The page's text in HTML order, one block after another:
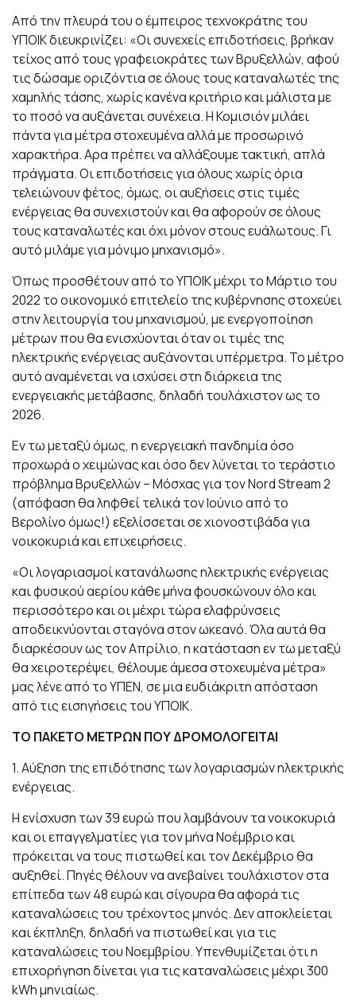
Από την πλευρά του ο έμπειρος τεχνοκράτης του
ΥΠΟΙΚ διευκρινίζει: «Οι συνεχείς επιδοτήσεις, βρήκαν
τείχος από τους γραφειοκράτες των Βρυξελλών, αφού
τις δώσαμε οριζόντια σε όλους τους καταναλωτές της
χαμηλής τάσης, χωρίς κανένα κριτήριο και μάλιστα με
το ποσό να αυξάνεται συνέχεια. Η Κομισιόν μιλάει
πάντα για μέτρα στοχευμένα αλλά με προσωρινό
χαρακτήρα. Αρα πρέπει να αλλάξουμε τακτική, απλά
πράγματα. Οι επιδοτήσεις για όλους χωρίς όρια
τελειώνουν φέτος, όμως, οι αυξήσεις στις τιμές
ενέργειας θα συνεχιστούν και θα αφορούν σε όλους
τους καταναλωτές και όχι μόνον στους ευάλωτους. Γι
αυτό μιλάμε για μόνιμο μηχανισμό».
Όπως προσθέτουν από το ΥΠΟΙΚ μέχρι το Μάρτιο του
2022 το οικονομικό επιτελείο της κυβέρνησης στοχεύει
στην λειτουργία του μηχανισμού, με ενεργοποίηση
μέτρων που θα ενισχύονται όταν οι τιμές της
ηλεκτρικής ενέργειας αυξάνονται υπέρμετρα. Το μέτρο
αυτό αναμένεται να ισχύσει στη διάρκεια της
ενεργειακής μετάβασης, δηλαδή τουλάχιστον ως το
2026.
Εν τω μεταξύ όμως, η ενεργειακή πανδημία όσο
προχωρά ο χειμώνας και όσο δεν λύνεται το τεράστιο
πρόβλημα Βρυξελλών – Μόσχας για τον Nord Stream 2
(απόφαση θα ληφθεί τελικά τον Ιούνιο από το
Βερολίνο όμως!) εξελίσσεται σε χιονοστιβάδα για
νοικοκυριά και επιχειρήσεις.
«Οι λογαριασμοί κατανάλωσης ηλεκτρικής ενέργειας
και φυσικού αερίου κάθε μήνα φουσκώνουν όλο και
περισσότερο και οι μέχρι τώρα ελαφρύνσεις
αποδεικνύονται σταγόνα στον ωκεανό. Όλα αυτά θα
διαρκέσουν ως τον Απρίλιο, η κατάσταση εν τω μεταξύ
θα χειροτερέψει, θέλουμε άμεσα στοχευμένα μέτρα»
μας λένε από το ΥΠΕΝ, σε μια ευδιάκριτη απόσταση
από τις εισηγήσεις του ΥΠΟΙΚ.
ΤΟ ΠΑΚΕΤΟ ΜΕΤΡΩΝ ΠΟΥ ΔΡΟΜΟΛΟΓΕΙΤΑΙ
1. Αύξηση της επιδότησης των λογαριασμών ηλεκτρικής
ενέργειας.
Η ενίσχυση των 39 ευρώ που λαμβάνουν τα νοικοκυριά
και οι επαγγελματίες για τον μήνα Νοέμβριο και
πρόκειται να τους πιστωθεί και τον Δεκέμβριο θα
αυξηθεί. Πηγές θέλουν να ανεβαίνει τουλάχιστον στα
επίπεδα των 48 ευρώ και σίγουρα θα αφορά τις
καταναλώσεις του τρέχοντος μηνός. Δεν αποκλείεται
και έκπληξη, δηλαδή να πιστωθεί και για τις
καταναλώσεις του Νοεμβρίου. Υπενθυμίζεται ότι η
επιχορήγηση δίνεται για τις καταναλώσεις μέχρι 300
kWh μηνιαίως.